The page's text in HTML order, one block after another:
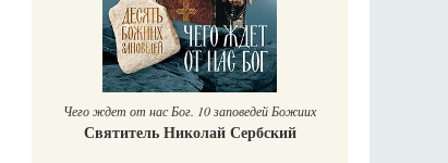
Чего ждет от нас Бог. 10 заповедей Божиих
Святитель Николай Сербский